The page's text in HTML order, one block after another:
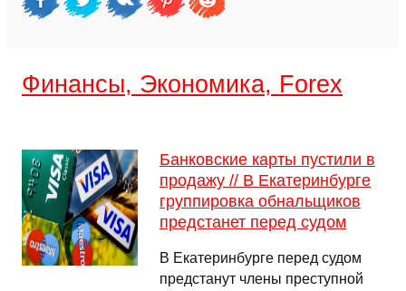
Финансы, Экономика, Forex
Банковские карты пустили в
продажу // В Екатеринбурге
группировка обнальщиков
предстанет перед судом
В Екатеринбурге перед судом
предстанут члены преступной